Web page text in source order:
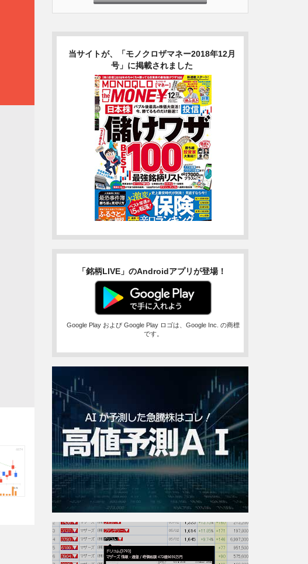
当サイトが、「モノクロザマネー2018年12月
号」に掲載されました
「銘柄LIVE」のAndroidアプリが登場！
Google Play および Google Play ロゴは、Google Inc. の商標
です。